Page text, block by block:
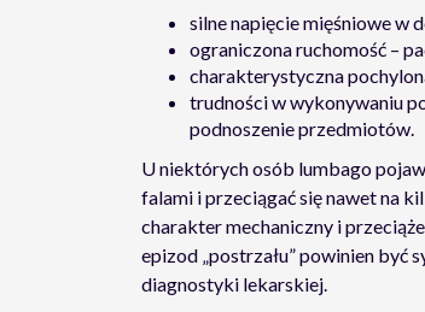
silne napięcie mięśniowe w
ograniczona ruchomość –
charakterystyczna
trudności w wykonywaniu
podnoszenie przedmiotów.
U niektórych osób lumbago
falami i przeciągać się nawet na
charakter mechaniczny i
epizod „postrzału” powinien być
diagnostyki lekarskiej.